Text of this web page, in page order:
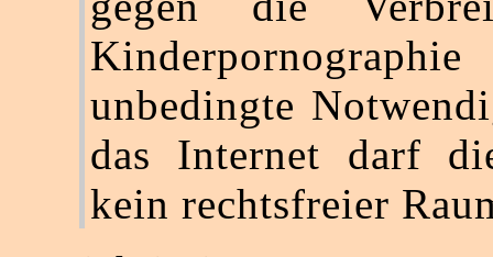
unbedingte
das Internet darf
kein rechtsfreier